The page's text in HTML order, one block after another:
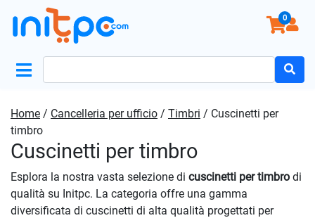
0
Home / Cancelleria per ufficio / Timbri / Cuscinetti per
timbro
Cuscinetti per timbro
Esplora la nostra vasta selezione di cuscinetti per timbro di
qualità su Initpc. La categoria offre una gamma
diversificata di cuscinetti di alta qualità progettati per